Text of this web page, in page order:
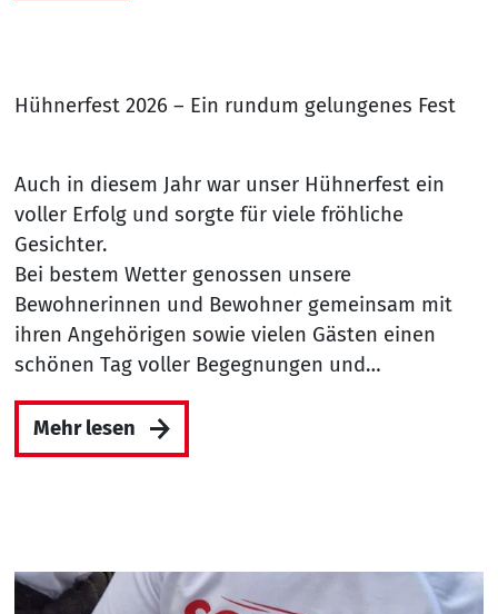
Hühnerfest 2026 – Ein rundum gelungenes Fest
Auch in diesem Jahr war unser Hühnerfest ein
voller Erfolg und sorgte für viele fröhliche
Gesichter.
Bei bestem Wetter genossen unsere
Bewohnerinnen und Bewohner gemeinsam mit
ihren Angehörigen sowie vielen Gästen einen
schönen Tag voller Begegnungen und…
Mehr lesen